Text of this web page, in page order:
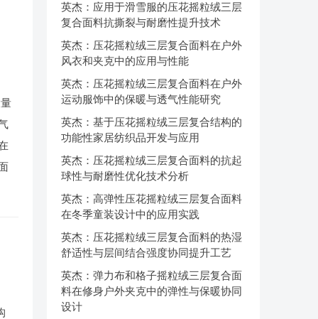
英杰：应用于滑雪服的压花摇粒绒三层
复合面料抗撕裂与耐磨性提升技术
英杰：压花摇粒绒三层复合面料在户外
风衣和夹克中的应用与性能
英杰：压花摇粒绒三层复合面料在户外
运动服饰中的保暖与透气性能研究
英杰：基于压花摇粒绒三层复合结构的
功能性家居纺织品开发与应用
英杰：压花摇粒绒三层复合面料的抗起
球性与耐磨性优化技术分析
英杰：高弹性压花摇粒绒三层复合面料
在冬季童装设计中的应用实践
英杰：压花摇粒绒三层复合面料的热湿
舒适性与层间结合强度协同提升工艺
英杰：弹力布和格子摇粒绒三层复合面
料在修身户外夹克中的弹性与保暖协同
设计